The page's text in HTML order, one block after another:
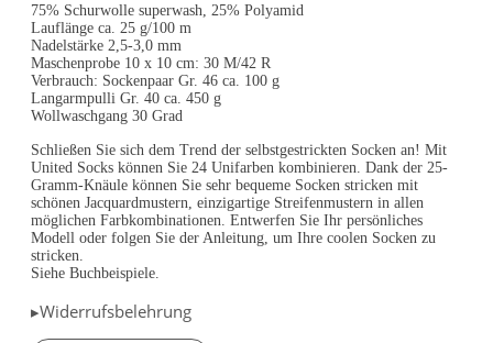
75% Schurwolle superwash, 25% Polyamid
Lauflänge ca. 25 g/100 m
Nadelstärke 2,5-3,0 mm
Maschenprobe 10 x 10 cm: 30 M/42 R
Verbrauch: Sockenpaar Gr. 46 ca. 100 g
Langarmpulli Gr. 40 ca. 450 g
Wollwaschgang 30 Grad
Schließen Sie sich dem Trend der selbstgestrickten Socken an! Mit
United Socks können Sie 24 Unifarben kombinieren. Dank der 25-
Gramm-Knäule können Sie sehr bequeme Socken stricken mit
schönen Jacquardmustern, einzigartige Streifenmustern in allen
möglichen Farbkombinationen. Entwerfen Sie Ihr persönliches
Modell oder folgen Sie der Anleitung, um Ihre coolen Socken zu
stricken.
Siehe Buchbeispiele.
▸Widerrufsbelehrung